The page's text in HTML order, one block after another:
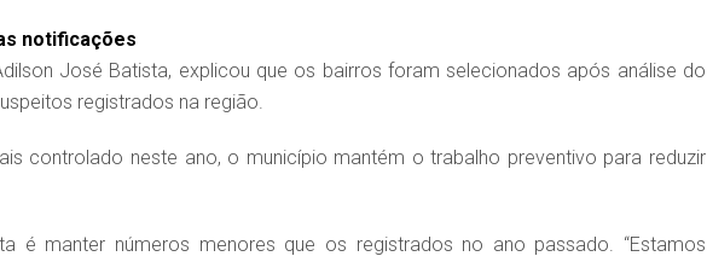
notificações
José Batista, explicou que os bairros foram selecionados após análise do
registrados na região.
controlado neste ano, o município mantém o trabalho preventivo para reduzir
é manter números menores que os registrados no ano passado. “Estamos